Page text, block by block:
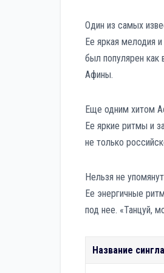
Один из самых
Ее яркая мелодия
был популярен как
Афины.
Еще одним хитом
Ее яркие ритмы и
не только
Нельзя не
Ее энергичные
под нее. «Танцуй,
Название сингла